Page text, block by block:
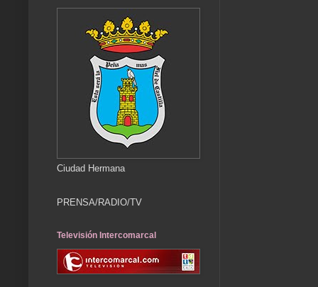
Ciudad Hermana
PRENSA/RADIO/TV
Televisión Intercomarcal